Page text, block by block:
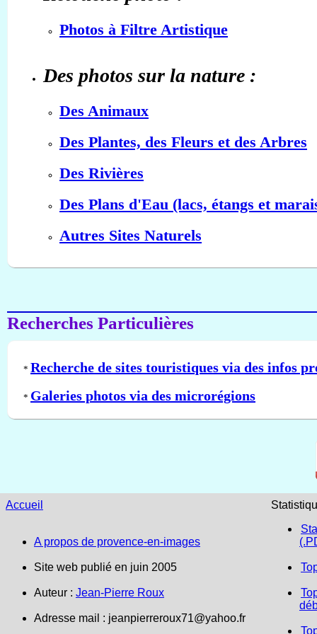
Photos à Filtre Artistique
Des photos sur la nature :
Des Animaux
Des Plantes, des Fleurs et des Arbres
Des Rivières
Des Plans d'Eau (lacs, étangs et
Autres Sites Naturels
Recherches Particulières
* Recherche de sites touristiques via des infos
* Galeries photos via des microrégions
Accueil
A propos de provence-en-images
Site web publié en juin 2005
Auteur : Jean-Pierre Roux
Adresse mail : jeanpierreroux71@yahoo.fr